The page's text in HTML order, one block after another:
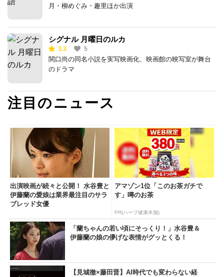
月・柳めぐみ・趣里ほか出演
シグナル 月曜日のルカ
3.3 5
関口尚の同名小説を実写映画化、映画館の映写室が舞台
のドラマ
注目のニュース
出演映画が続々と公開！ 水谷豊と
伊藤蘭の愛娘は業界最注目のサラ
ブレッド女優
アマゾン1位「このお茶ガチで
す」噂のお茶
PR(ハーブ健康本舗)
「蘭ちゃんの若い頃にそっくり！」水谷豊＆
伊藤蘭の娘の儚げな表情がグッとくる！
【見城徹×藤田晋】AI時代でも変わらない経